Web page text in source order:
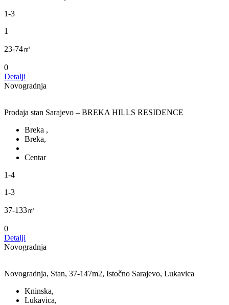
1-3
1
23-74㎡
0
Detalji
Novogradnja
Prodaja stan Sarajevo – BREKA HILLS RESIDENCE
Breka ,
Breka,
Centar
1-4
1-3
37-133㎡
0
Detalji
Novogradnja
Novogradnja, Stan, 37-147m2, Istočno Sarajevo, Lukavica
Kninska,
Lukavica,